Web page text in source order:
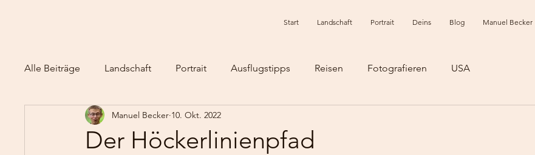
Start Landschaft Portrait Deins Blog Manuel Becker
Alle Beiträge Landschaft Portrait Ausflugstipps Reisen Fotografieren USA
Der Höckerlinienpfad
Manuel Becker 10. Okt. 2022